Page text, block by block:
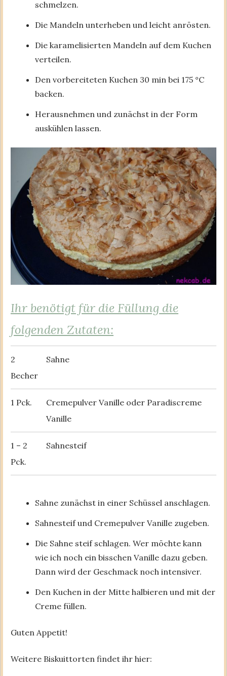
schmelzen.
Die Mandeln unterheben und leicht anrösten.
Die karamelisierten Mandeln auf dem Kuchen
verteilen.
Den vorbereiteten Kuchen 30 min bei 175 °C
backen.
Herausnehmen und zunächst in der Form
auskühlen lassen.
Ihr benötigt für die Füllung die
folgenden Zutaten:
2
Becher
Sahne
1 Pck.
Cremepulver Vanille oder Paradiscreme
Vanille
1 – 2
Pck.
Sahnesteif
Sahne zunächst in einer Schüssel anschlagen.
Sahnesteif und Cremepulver Vanille zugeben.
Die Sahne steif schlagen. Wer möchte kann
wie ich noch ein bisschen Vanille dazu geben.
Dann wird der Geschmack noch intensiver.
Den Kuchen in der Mitte halbieren und mit der
Creme füllen.
Guten Appetit!
Weitere Biskuittorten findet ihr hier: